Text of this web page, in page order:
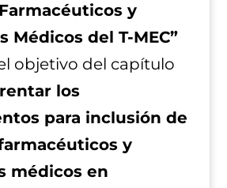
y
Médicos del T-MEC”
objetivo del capítulo
los
para inclusión de
y
médicos en